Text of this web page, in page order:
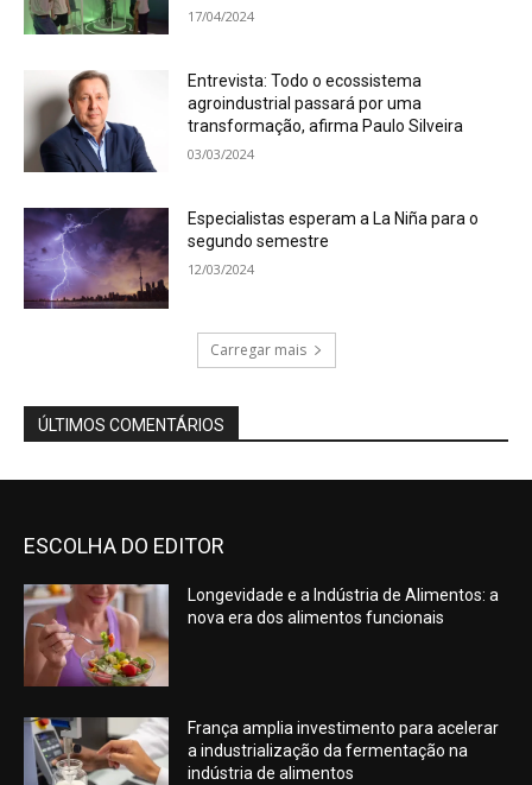
17/04/2024
Entrevista: Todo o ecossistema
agroindustrial passará por uma
transformação, afirma Paulo Silveira
03/03/2024
Especialistas esperam a La Niña para o
segundo semestre
12/03/2024
Carregar mais
ÚLTIMOS COMENTÁRIOS
ESCOLHA DO EDITOR
Longevidade e a Indústria de Alimentos: a
nova era dos alimentos funcionais
França amplia investimento para acelerar
a industrialização da fermentação na
indústria de alimentos